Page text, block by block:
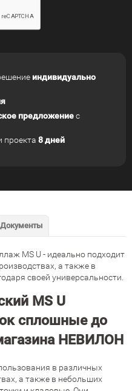
индивидуально
предложениес
проекта 8 дней
Документы
MS U - идеально подходит
а также в
своей универсальности.
MS U
сплошные до
НЕВИЛОН
в различных
а также в небольших